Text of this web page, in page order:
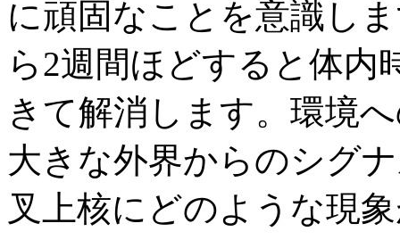
に頑固なことを意識し
ら2週間ほどすると体内
きて解消します。環境
大きな外界からのシグ
叉上核にどのような現